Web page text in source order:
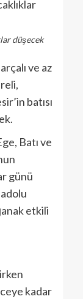
düşecek
ve az
batısı
Batı ve
günü
etkili
kadar